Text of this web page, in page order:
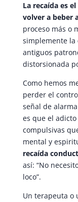
La recaída es
volver a beber
proceso más o
simplemente la
antiguos
distorsionada
Como hemos
perder el
señal de
es que el
compulsivas
mental y
recaída
así: “No
loco”.
Un terapeuta o